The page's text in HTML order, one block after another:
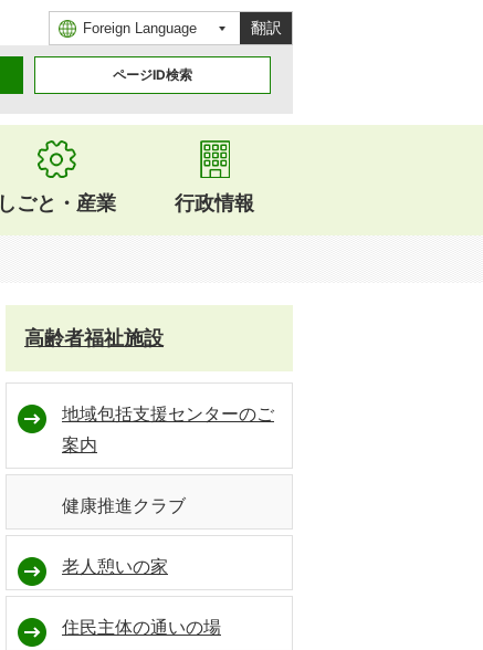
翻訳
ページID検索
しごと・産業 行政情報
高齢者福祉施設
地域包括支援センターのご
案内
健康推進クラブ
老人憩いの家
住民主体の通いの場